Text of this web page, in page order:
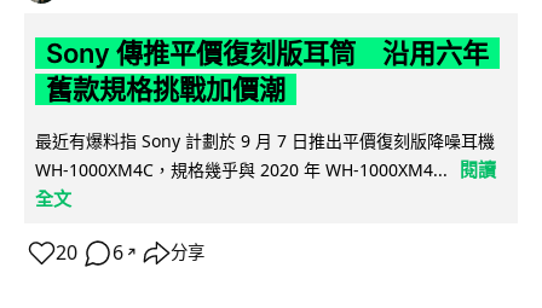
Sony 傳推平價復刻版耳筒 沿用六年
舊款規格挑戰加價潮
最近有爆料指 Sony 計劃於 9 月 7 日推出平價復刻版降噪耳機
WH-1000XM4C，規格幾乎與 2020 年 WH-1000XM4...
閱讀
全文
20 6 ↗ 分享